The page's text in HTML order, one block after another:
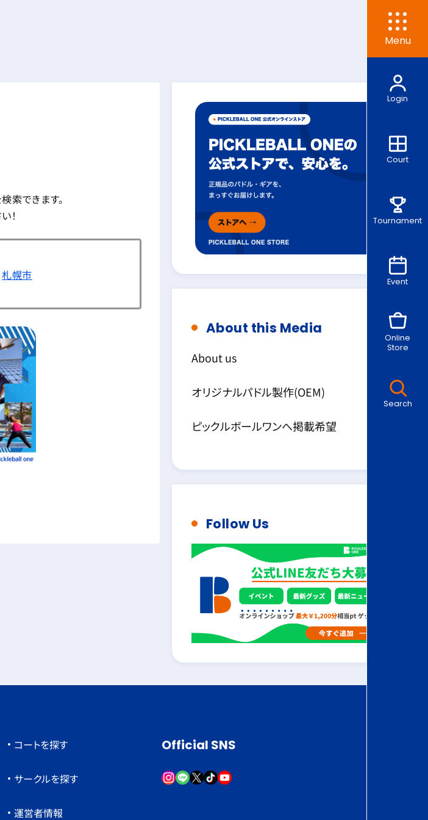
Menu
Login
Court
Tournament
Event
Online
Store
Search
索できます。
！
札幌市
About this Media
About us
オリジナルパドル製作(OEM)
ピックルボールワンへ掲載希望
Follow Us
コートを探す
サークルを探す
運営者情報
Official SNS